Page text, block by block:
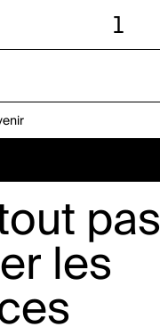
l
pas
les